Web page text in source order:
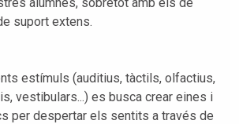
suport extens.
estímuls (auditius, tàctils, olfactius,
vestibulars...) es busca crear eines i
per despertar els sentits a través de